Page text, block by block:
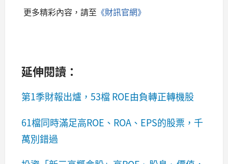
更多精彩內容，請至 《財訊官網》
延伸閱讀：
第1季財報出爐，53檔 ROE由負轉正轉機股
61檔同時滿足高ROE、ROA、EPS的股票，千
萬別錯過